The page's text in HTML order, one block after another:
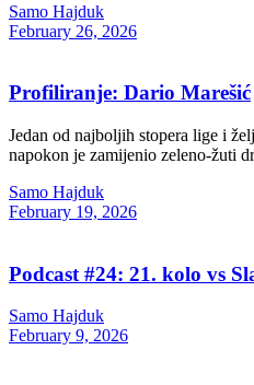
Samo Hajduk
February 26, 2026
Profiliranje: Dario Marešić
Jedan od najboljih stopera lige i
napokon je zamijenio zeleno-žuti
Samo Hajduk
February 19, 2026
Podcast #24: 21. kolo vs
Samo Hajduk
February 9, 2026